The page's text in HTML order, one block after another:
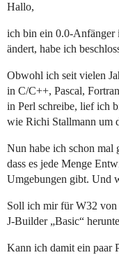
Hallo,
ich bin ein 0.0-Anfänger
ändert, habe ich
Obwohl ich seit vielen
in C/C++, Pascal,
in Perl schreibe, lief ich
wie Richi Stallmann um
Nun habe ich schon mal
dass es jede Menge
Umgebungen gibt. Und
Soll ich mir für W32 von
J-Builder „Basic“
Kann ich damit ein paar